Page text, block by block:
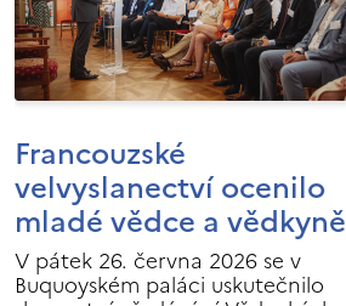
Francouzské
velvyslanectví ocenilo
mladé vědce a vědkyně
V pátek 26. června 2026 se v
Buquoyském paláci uskutečnilo